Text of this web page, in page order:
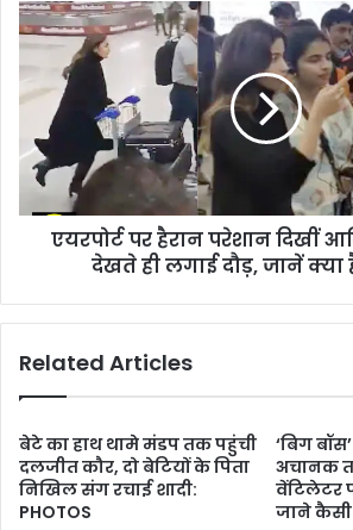
एयरपोर्ट पर हैरान परेशान दिखीं
देखते ही लगाई दौड़, जानें क्या
Related Articles
बेटे का हाथ थामे मंडप तक पहुंची
दलजीत कौर, दो बेटियों के पिता
निखिल संग रचाई शादी:
PHOTOS
‘बिग
अचानक
वेंटिलेटर
जाने कैसी